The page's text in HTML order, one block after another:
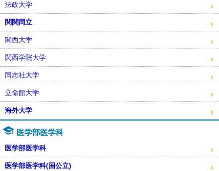
法政大学
関関同立
関西大学
関西学院大学
同志社大学
立命館大学
海外大学
医学部医学科
医学部医学科
医学部医学科(国公立)